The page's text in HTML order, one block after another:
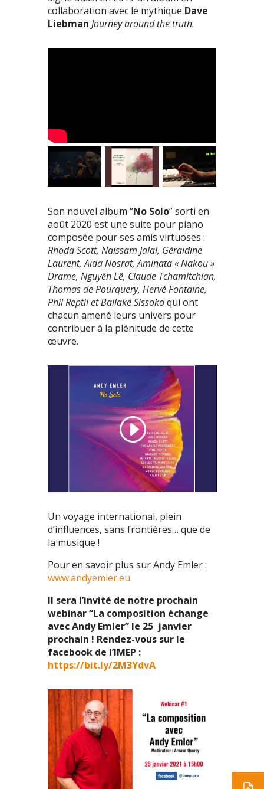
collaboration avec le mythique Dave
Liebman Journey around the truth.
Son nouvel album “No Solo” sorti en
août 2020 est une suite pour piano
composée pour ses amis virtuoses :
Rhoda Scott, Naïssam Jalal, Géraldine
Laurent, Aïda Nosrat, Aminata « Nakou »
Drame, Nguyên Lê, Claude Tchamitchian,
Thomas de Pourquery, Hervé Fontaine,
Phil Reptil et Ballaké Sissokoqui ont
chacun amené leurs univers pour
contribuer à la plénitude de cette
œuvre.
Un voyage international, plein
d’influences, sans frontières… que de
la musique !
Pour en savoir plus sur Andy Emler :
www.andyemler.eu
Il sera l’invité de notre prochain
webinar “La composition échange
avec Andy Emler” le 25 janvier
prochain ! Rendez-vous sur le
facebook de l’IMEP :
https://bit.ly/2M3YdvA